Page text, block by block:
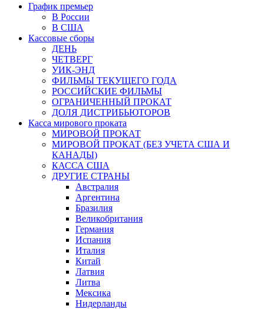
График премьер
В России
В США
Кассовые сборы
ДЕНЬ
ЧЕТВЕРГ
УИК-ЭНД
ФИЛЬМЫ ТЕКУЩЕГО ГОДА
РОССИЙСКИЕ ФИЛЬМЫ
ОГРАНИЧЕННЫЙ ПРОКАТ
ДОЛЯ ДИСТРИБЬЮТОРОВ
Касса мирового проката
МИРОВОЙ ПРОКАТ
МИРОВОЙ ПРОКАТ (БЕЗ УЧЕТА США И
КАНАДЫ)
КАССА США
ДРУГИЕ СТРАНЫ
Австралия
Аргентина
Бразилия
Великобритания
Германия
Испания
Италия
Китай
Латвия
Литва
Мексика
Нидерланды